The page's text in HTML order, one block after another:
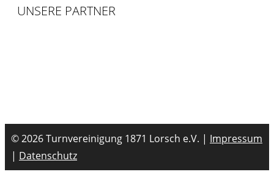
UNSERE PARTNER
© 2026 Turnvereinigung 1871 Lorsch e.V. | Impressum
| Datenschutz